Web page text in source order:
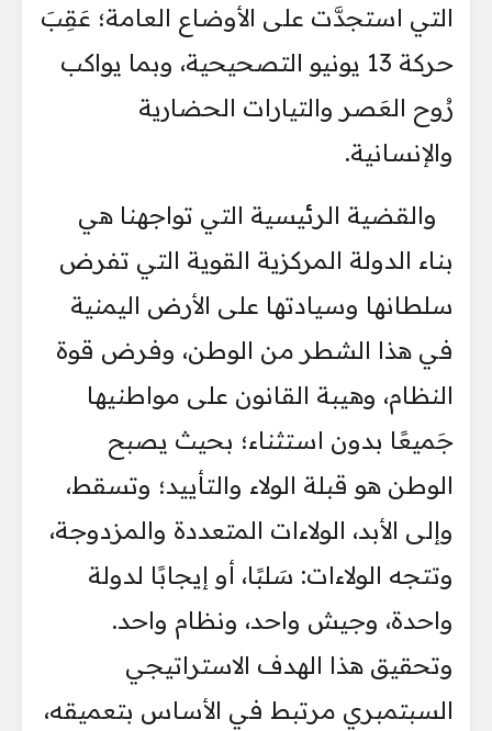
التي استجدَّت على الأوضاع العامة؛ عَقِبَ
حركة 13 يونيو التصحيحية، وبما يواكب
رُوح العَصر والتيارات الحضارية
والإنسانية.
والقضية الرئيسية التي تواجهنا هي
بناء الدولة المركزية القوية التي تفرض
سلطانها وسيادتها على الأرض اليمنية
في هذا الشطر من الوطن، وفرض قوة
النظام، وهيبة القانون على مواطنيها
جَميعًا بدون استثناء؛ بحيث يصبح
الوطن هو قبلة الولاء والتأييد؛ وتسقط،
وإلى الأبد، الولاءات المتعددة والمزدوجة،
وتتجه الولاءات: سَلبًا، أو إيجابًا لدولة
واحدة، وجيش واحد، ونظام واحد.
وتحقيق هذا الهدف الاستراتيجي
السبتمبري مرتبط في الأساس بتعميقه،